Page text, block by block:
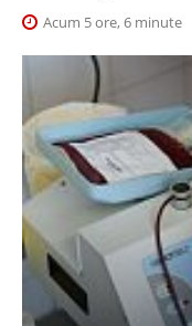
Acum 5 ore, 6 minute